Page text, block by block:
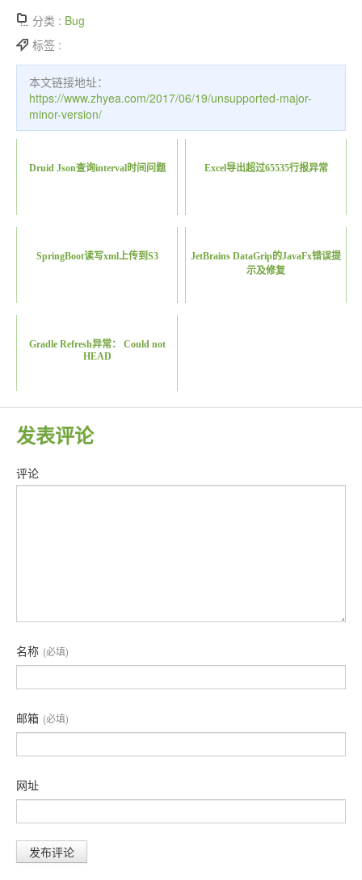
分类 : Bug
标签 :
本文链接地址：
https://www.zhyea.com/2017/06/19/unsupported-major-
minor-version/
Druid Json查询interval时间问题 Excel导出超过65535行报异常
SpringBoot读写xml上传到S3
JetBrains DataGrip的JavaFx错误提
示及修复
Gradle Refresh异常： Could not
HEAD
发表评论
评论
名称 (必填)
邮箱 (必填)
网址